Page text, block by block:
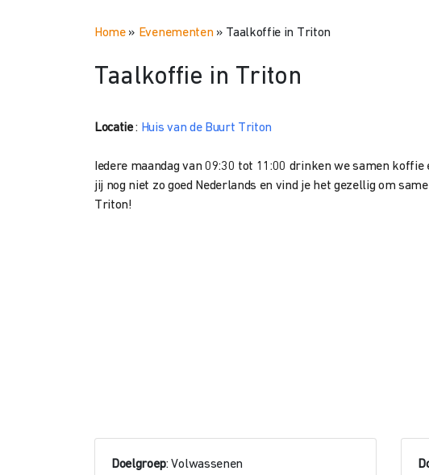
Home» Evenementen» Taalkoffie in Triton
Taalkoffie in Triton
Locatie: Huis van de Buurt Triton
Iedere maandag van 09:30 tot 11:00 drinken we samen
jij nog niet zo goed Nederlands en vind je het gezellig om
Triton!
Doelgroep: Volwassenen